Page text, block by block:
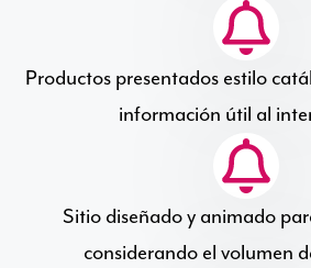
Productos presentados estilo
información útil al
Sitio diseñado y animado
considerando el volumen